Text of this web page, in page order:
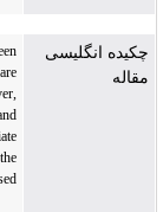
چکیده انگلیسی
مقاله